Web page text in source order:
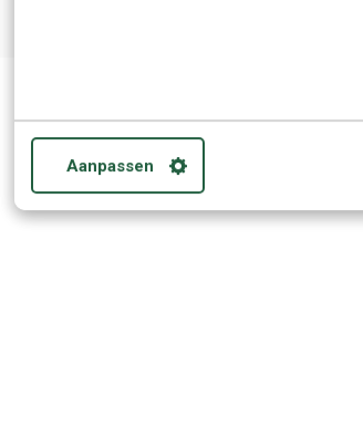
Aanpassen